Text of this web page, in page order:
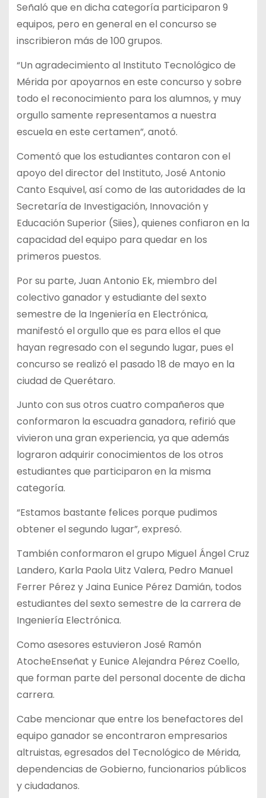
Señaló que en dicha categoría participaron 9
equipos, pero en general en el concurso se
inscribieron más de 100 grupos.
“Un agradecimiento al Instituto Tecnológico de
Mérida por apoyarnos en este concurso y sobre
todo el reconocimiento para los alumnos, y muy
orgullo samente representamos a nuestra
escuela en este certamen”, anotó.
Comentó que los estudiantes contaron con el
apoyo del director del Instituto, José Antonio
Canto Esquivel, así como de las autoridades de la
Secretaría de Investigación, Innovación y
Educación Superior (Siies), quienes confiaron en la
capacidad del equipo para quedar en los
primeros puestos.
Por su parte, Juan Antonio Ek, miembro del
colectivo ganador y estudiante del sexto
semestre de la Ingeniería en Electrónica,
manifestó el orgullo que es para ellos el que
hayan regresado con el segundo lugar, pues el
concurso se realizó el pasado 18 de mayo en la
ciudad de Querétaro.
Junto con sus otros cuatro compañeros que
conformaron la escuadra ganadora, refirió que
vivieron una gran experiencia, ya que además
lograron adquirir conocimientos de los otros
estudiantes que participaron en la misma
categoría.
“Estamos bastante felices porque pudimos
obtener el segundo lugar”, expresó.
También conformaron el grupo Miguel Ángel Cruz
Landero, Karla Paola Uitz Valera, Pedro Manuel
Ferrer Pérez y Jaina Eunice Pérez Damián, todos
estudiantes del sexto semestre de la carrera de
Ingeniería Electrónica.
Como asesores estuvieron José Ramón
AtocheEnseñat y Eunice Alejandra Pérez Coello,
que forman parte del personal docente de dicha
carrera.
Cabe mencionar que entre los benefactores del
equipo ganador se encontraron empresarios
altruistas, egresados del Tecnológico de Mérida,
dependencias de Gobierno, funcionarios públicos
y ciudadanos.